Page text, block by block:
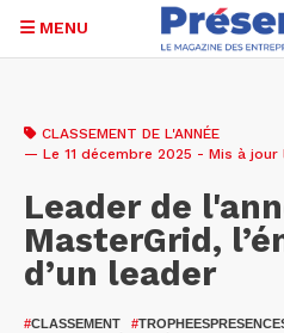
contenu
MENU
CLASSEMENT DE L'ANNÉE
— Le 11 décembre 2025 - Mis à jour
Leader de
MasterGrid,
d’un leader
#CLASSEMENT #